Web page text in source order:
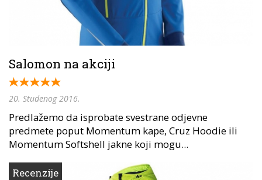
Salomon na akciji
20. Studenog 2016.
Predlažemo da isprobate svestrane odjevne
predmete poput Momentum kape, Cruz Hoodie ili
Momentum Softshell jakne koji mogu...
Recenzije